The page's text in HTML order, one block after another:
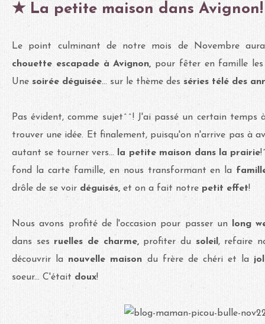
★ La petite maison dans Avignon!
Le point culminant de notre mois de Novembre
chouette escapade à Avignon, pour fêter en famille
Une soirée déguisée... sur le thème des séries télé des
Pas évident, comme sujet^^! J'ai passé un certain temps
trouver une idée. Et finalement, puisqu'on n'arrive pas à
autant se tourner vers...
la petite maison dans la prairie
fond la carte famille, en nous transformant en la
drôle de se voir déguisés, et on a fait notre petit effet!
Nous avons profité de l'occasion pour passer unlong
dans ses ruelles de charme,profiter du soleil , refaire
découvrir la nouvelle maison du frère de chéri et la
soeur... C'était doux!